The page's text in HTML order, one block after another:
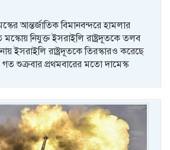
আন্তর্জাতিক বিমানবন্দরে হামলার
মস্কোয় নিযুক্ত ইসরাইলি রাষ্ট্রদূতকে তলব
ইসরাইলি রাষ্ট্রদূতকে তিরস্কারও করেছে
গত শুক্রবার প্রথমবারের মতো দামেস্ক